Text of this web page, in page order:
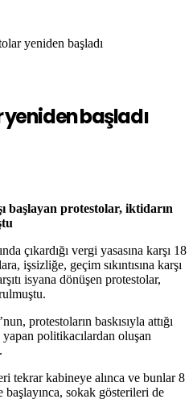
yeniden başladı
başladı
başlayan protestolar, iktidarın
çıkardığı vergi yasasına karşı 18
işsizliğe, geçim sıkıntısına karşı
isyana dönüşen protestolar,
protestoların baskısıyla attığı
politikacılardan oluşan
tekrar kabineye alınca ve bunlar 8
sokak gösterileri de